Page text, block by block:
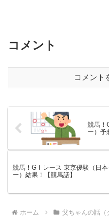
コメント
コメント
競馬！
ー）予
競馬！GⅠレース 東京優駿（日本
ー）結果！【競馬話】
ホーム 父ちゃんの話（